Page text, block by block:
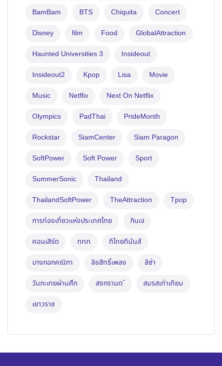
BamBam BTS Chiquita Concert
Disney film Food GlobalAttraction
Haunted Universities 3 Insideout
Insideout2 Kpop Lisa Movie
Music Netflix Next On Netflix
Olympics PadThai PrideMonth
Rockstar SiamCenter Siam Paragon
SoftPower Soft Power Sport
SummerSonic Thailand
ThailandSoftPower TheAttraction Tpop
การท่องเที่ยวแห่งประเทศไทย กินเจ
คอนเสิร์ต ททท ทีไทยทีมันส์
บางกอกคณิกา ลิขสิทธิ์เพลง ลิซ่า
วันกะเทยผ่านศึก สงกรานต ์ สมรสเท่าเทียม
เยาวราช